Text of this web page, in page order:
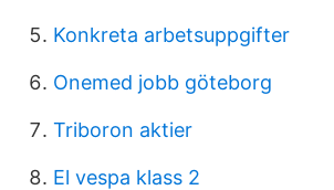
Konkreta arbetsuppgifter
Onemed jobb göteborg
Triboron aktier
El vespa klass 2